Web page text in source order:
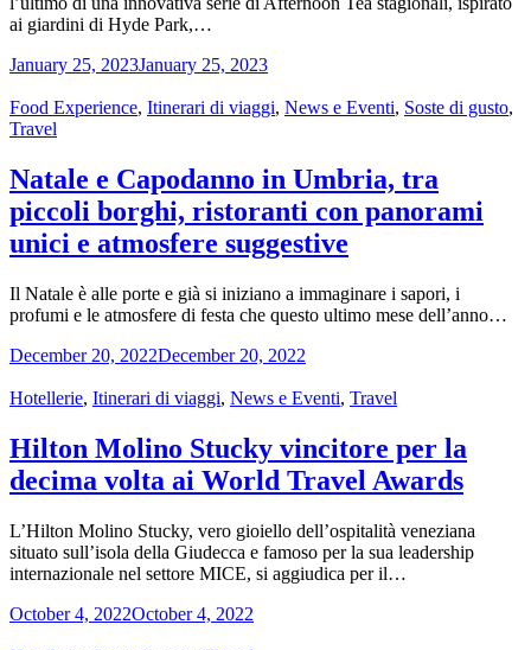
ai giardini di Hyde Park,…
January 25, 2023January 25, 2023
Categories
Food Experience, Itinerari di viaggi, News e Eventi, Soste di gusto,
Travel
Natale e Capodanno in Umbria, tra
piccoli borghi, ristoranti con panorami
unici e atmosfere suggestive
Il Natale è alle porte e già si iniziano a immaginare i sapori, i
profumi e le atmosfere di festa che questo ultimo mese dell’anno…
December 20, 2022December 20, 2022
Categories
Hotellerie, Itinerari di viaggi, News e Eventi, Travel
Hilton Molino Stucky vincitore per la
decima volta ai World Travel Awards
L’Hilton Molino Stucky, vero gioiello dell’ospitalità veneziana
situato sull’isola della Giudecca e famoso per la sua leadership
internazionale nel settore MICE, si aggiudica per il…
October 4, 2022October 4, 2022